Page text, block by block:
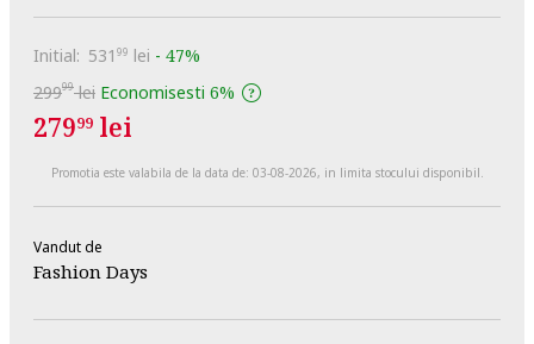
Initial: 531 99 lei - 47%
29999lei Economisesti 6%
27999 lei
Promotia este valabila de la data de: 03-08-2026, in limita stocului disponibil.
Vandut de
Fashion Days